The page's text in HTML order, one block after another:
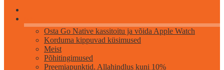
Osta Go Native kassitoitu ja võida Apple Watch
Korduma kippuvad küsimused
Meist
Põhitingimused
Preemiapunktid. Allahindlus kuni 10%